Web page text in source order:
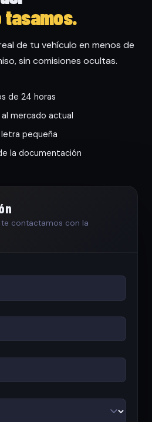
tasamos.
de tu vehículo en menos de
sin comisiones ocultas.
de 24 horas
mercado actual
pequeña
la documentación
te contactamos con la